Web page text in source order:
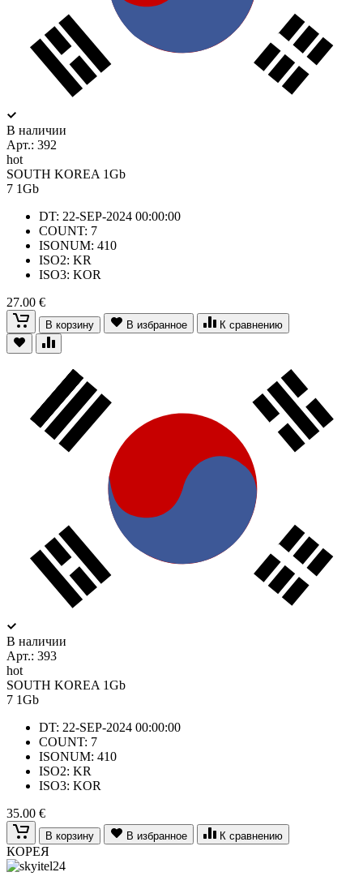
В наличии
Арт.: 392
hot
SOUTH KOREA 1Gb
7 1Gb
DT: 22-SEP-2024 00:00:00
COUNT: 7
ISONUM: 410
ISO2: KR
ISO3: KOR
27.00 €
В корзину В избранное К сравнению
В наличии
Арт.: 393
hot
SOUTH KOREA 1Gb
7 1Gb
DT: 22-SEP-2024 00:00:00
COUNT: 7
ISONUM: 410
ISO2: KR
ISO3: KOR
35.00 €
В корзину В избранное К сравнению
КОРЕЯ